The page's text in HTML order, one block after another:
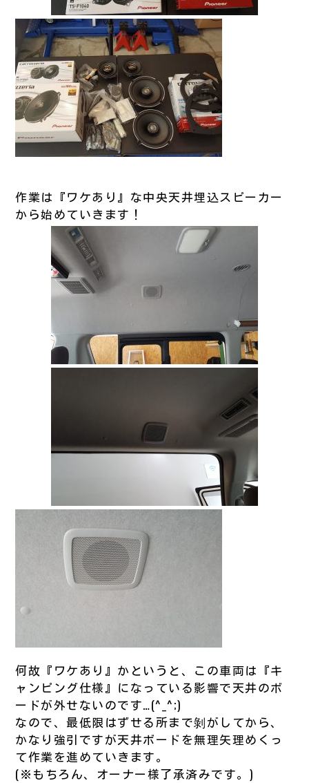
作業は『ワケあり』な中央天井埋込スピーカー
から始めていきます！
何故『ワケあり』かというと、この車両は『キ
ャンピング仕様』になっている影響で天井のボ
ードが外せないのです…(^_^;)
なので、最低限はずせる所まで剝がしてから、
かなり強引ですが天井ボードを無理矢理めくっ
て作業を進めていきます。
(※もちろん、オーナー様了承済みです。)